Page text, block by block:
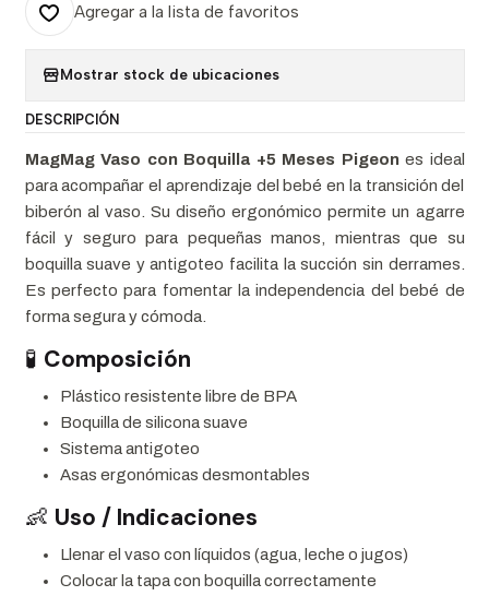
Agregar a la lista de favoritos
Mostrar stock de ubicaciones
DESCRIPCIÓN
MagMag Vaso con Boquilla +5 Meses Pigeones ideal
para acompañar el aprendizaje del bebé en la transición del
biberón al vaso. Su diseño ergonómico permite un agarre
fácil y seguro para pequeñas manos, mientras que su
boquilla suave y antigoteo facilita la succión sin derrames.
Es perfecto para fomentar la independencia del bebé de
forma segura y cómoda.
🧪 Composición
Plástico resistente libre de BPA
Boquilla de silicona suave
Sistema antigoteo
Asas ergonómicas desmontables
👶 Uso / Indicaciones
Llenar el vaso con líquidos (agua, leche o jugos)
Colocar la tapa con boquilla correctamente